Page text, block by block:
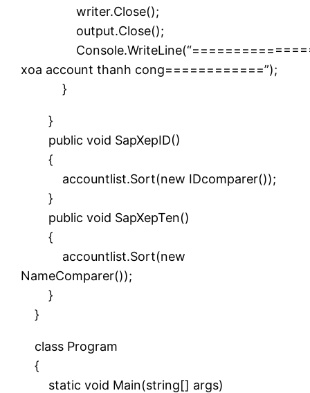
writer.Close();
output.Close();
xoa account thanh cong============”);
}
}
public void SapXepID()
{
accountlist.Sort(new IDcomparer());
}
public void SapXepTen()
{
accountlist.Sort(new
NameComparer());
}
}
class Program
{
static void Main(string[] args)